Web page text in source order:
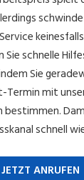
Sie schnelle
Sie
mit
bestimmen.
schnell
JETZT ANRUFEN